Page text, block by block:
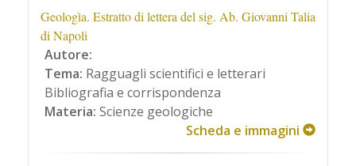
Geologìa. Estratto di lettera del sig. Ab. Giovanni Talia
di Napoli
Autore:
Tema: Ragguagli scientifici e letterari
Bibliografia e corrispondenza
Materia: Scienze geologiche
Scheda e immagini